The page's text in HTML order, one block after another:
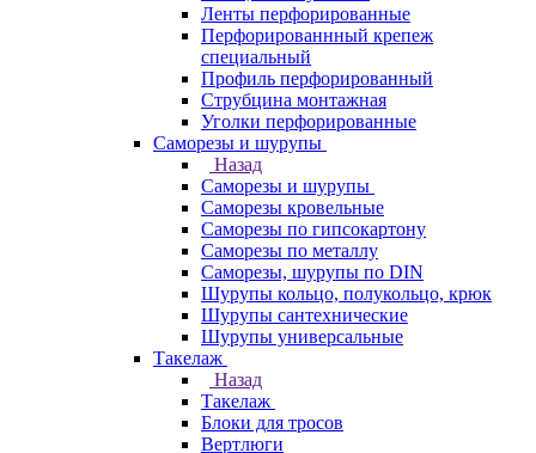
Ленты перфорированные
Перфорированнный крепеж
специальный
Профиль перфорированный
Струбцина монтажная
Уголки перфорированные
Саморезы и шурупы
Назад
Саморезы и шурупы
Саморезы кровельные
Саморезы по гипсокартону
Саморезы по металлу
Саморезы, шурупы по DIN
Шурупы кольцо, полукольцо, крюк
Шурупы сантехнические
Шурупы универсальные
Такелаж
Назад
Такелаж
Блоки для тросов
Вертлюги